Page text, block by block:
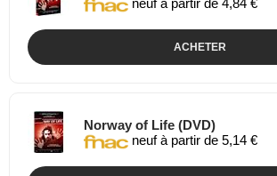
neuf à partir de 4,84 €
ACHETER
Norway of Life (DVD)
neuf à partir de 5,14 €